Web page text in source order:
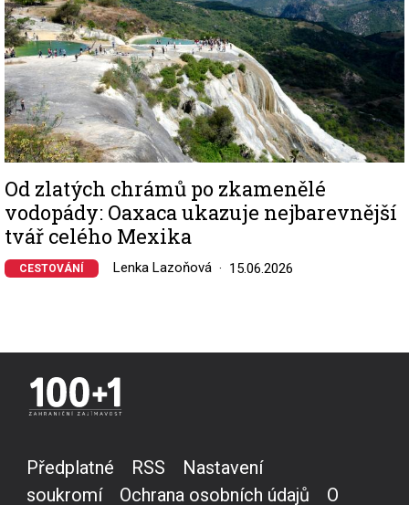
Od zlatých chrámů po zkamenělé
vodopády: Oaxaca ukazuje nejbarevnější
tvář celého Mexika
CESTOVÁNÍ Lenka Lazoňová 15.06.2026
Předplatné RSS
Nastavení
soukromí
Ochrana osobních údajů O